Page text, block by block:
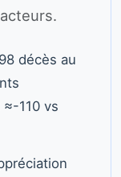
décès au
110 vs